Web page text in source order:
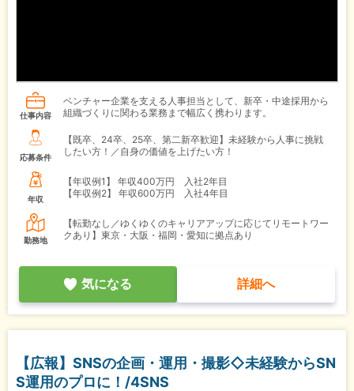
仕事内容
ベンチャー企業を支える人事担当として、新卒・中途採用から
組織づくりに関わる業務まで幅広く携わります。
応募条件
【既卒、24卒、25卒、第二新卒歓迎】未経験から人事に挑戦
したい方！／自身の価値を上げたい方！
年収
【年収例1】
年収400万円 入社2年目
【年収例2】
年収600万円 入社4年目
勤務地
【転勤なし／ゆくゆくのキャリアアップに応じてリモートワー
クあり】東京・大阪・福岡・愛知に拠点あり
気になる 詳細へ
【広報】SNSの企画・運用・撮影◇未経験からSN
S運用のプロに！/4SNS